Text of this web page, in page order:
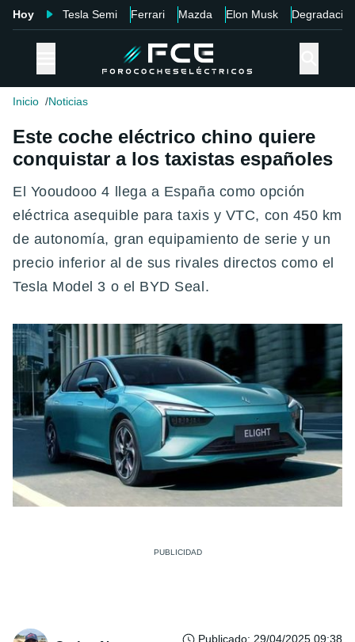
Hoy Tesla Semi Ferrari Mazda Elon Musk Degradación
Inicio Noticias
Este coche eléctrico chino quiere
conquistar a los taxistas españoles
El Yooudooo 4 llega a España como opción
eléctrica asequible para taxis y VTC, con 450 km
de autonomía, gran equipamiento de serie y un
precio inferior al de sus rivales directos como el
Tesla Model 3 o el BYD Seal.
Publicado: 29/04/2025 09:38